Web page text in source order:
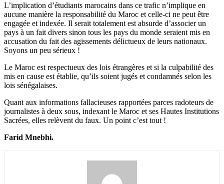
L’implication d’étudiants marocains dans ce trafic n’implique en
aucune manière la responsabilité du Maroc et celle-ci ne peut être
engagée et indexée. Il serait totalement est absurde d’associer un
pays à un fait divers sinon tous les pays du monde seraient mis en
accusation du fait des agissements délictueux de leurs nationaux.
Soyons un peu sérieux !
Le Maroc est respectueux des lois étrangères et si la culpabilité des
mis en cause est établie, qu’ils soient jugés et condamnés selon les
lois sénégalaises.
Quant aux informations fallacieuses rapportées parces radoteurs de
journalistes à deux sous, indexant le Maroc et ses Hautes Institutions
Sacrées, elles relèvent du faux. Un point c’est tout !
Farid Mnebhi.